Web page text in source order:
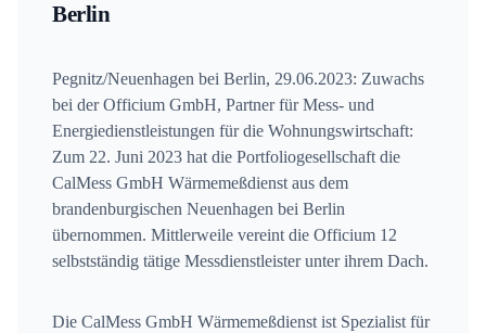
Berlin
Pegnitz/Neuenhagen bei Berlin, 29.06.2023: Zuwachs
bei der Officium GmbH, Partner für Mess- und
Energiedienstleistungen für die Wohnungswirtschaft:
Zum 22. Juni 2023 hat die Portfoliogesellschaft die
CalMess GmbH Wärmemeßdienst aus dem
brandenburgischen Neuenhagen bei Berlin
übernommen. Mittlerweile vereint die Officium 12
selbstständig tätige Messdienstleister unter ihrem Dach.
Die CalMess GmbH Wärmemeßdienst ist Spezialist für